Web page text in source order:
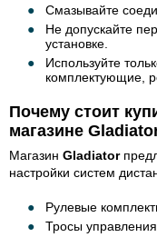
Смазывайте
Не допускайте
установке.
Используйте
комплектующие,
Почему стоит
магазине
Магазин Gladiator
настройки систем
Рулевые
Тросы